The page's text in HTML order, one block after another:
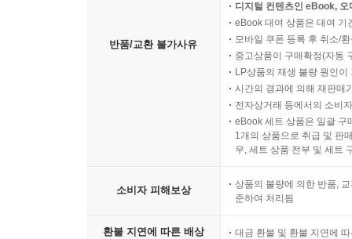
반품/교환 불가사유
디지털 컨텐츠인 eBook,
eBook 대여 상품은 대여 기
모바일 쿠폰 등록 후 취소/
중고상품이 구매확정(자동
LP상품의 재생 불량 원인
시간의 경과에 의해 재판매
전자상거래 등에서의 소비
eBook 세트 상품은 일괄 구
1개의 상품으로 취급 및 판
우, 세트 상품 전부 및 세트
소비자 피해보상
상품의 불량에 의한 반품,
준하여 처리됨
환불 지연에 따른 배상 대금 환불 및 환불 지연에